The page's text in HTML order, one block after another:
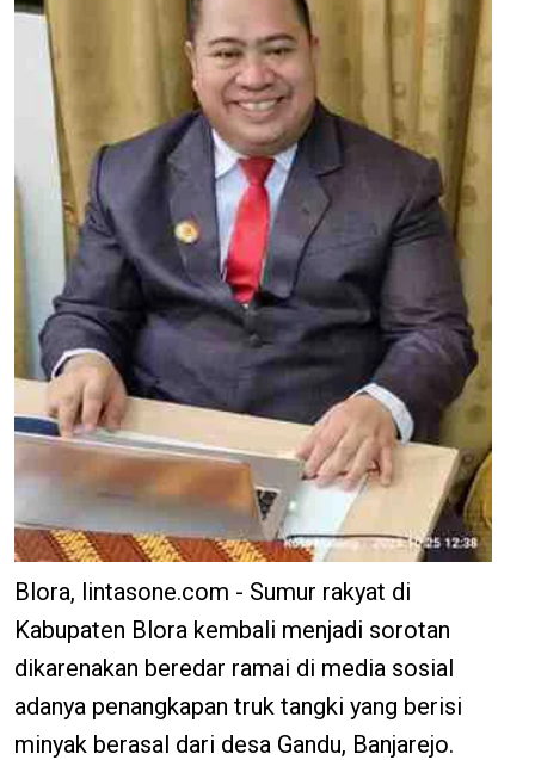
Blora, lintasone.com - Sumur rakyat di
Kabupaten Blora kembali menjadi sorotan
dikarenakan beredar ramai di media sosial
adanya penangkapan truk tangki yang berisi
minyak berasal dari desa Gandu, Banjarejo.